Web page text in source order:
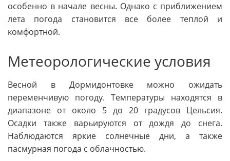
особенно в начале весны. Однако с приближением
лета погода становится все более теплой и
комфортной.
Метеорологические условия
Весной в Дормидонтовке можно ожидать
переменчивую погоду. Температуры находятся в
диапазоне от около 5 до 20 градусов Цельсия.
Осадки также варьируются от дождя до снега.
Наблюдаются яркие солнечные дни, а также
пасмурная погода с облачностью.